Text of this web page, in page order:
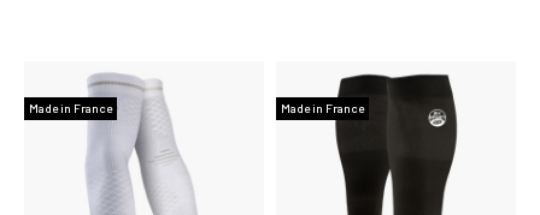
Made in France Made in France